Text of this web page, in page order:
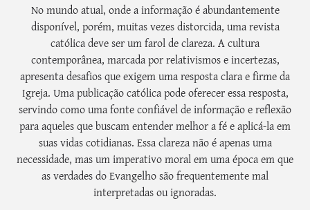
No mundo atual, onde a informação é abundantemente
disponível, porém, muitas vezes distorcida, uma revista
católica deve ser um farol de clareza. A cultura
contemporânea, marcada por relativismos e incertezas,
apresenta desafios que exigem uma resposta clara e firme da
Igreja. Uma publicação católica pode oferecer essa resposta,
servindo como uma fonte confiável de informação e reflexão
para aqueles que buscam entender melhor a fé e aplicá-la em
suas vidas cotidianas. Essa clareza não é apenas uma
necessidade, mas um imperativo moral em uma época em que
as verdades do Evangelho são frequentemente mal
interpretadas ou ignoradas.